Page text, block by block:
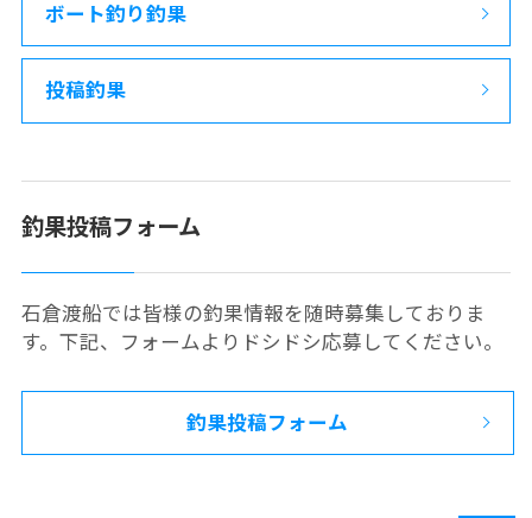
ボート釣り釣果
投稿釣果
釣果投稿フォーム
石倉渡船では皆様の釣果情報を随時募集しておりま
す。下記、フォームよりドシドシ応募してください。
釣果投稿フォーム